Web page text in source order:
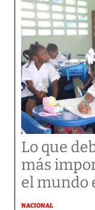
Lo que
más
el mundo
NACIONAL